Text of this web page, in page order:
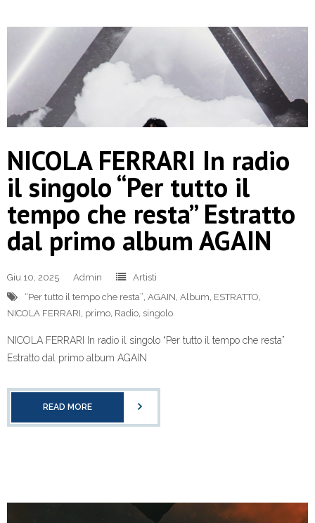
NICOLA FERRARI In radio
il singolo “Per tutto il
tempo che resta” Estratto
dal primo album AGAIN
Giu 10, 2025 Admin
Artisti
“Per tutto il tempo che resta” AGAIN Album ESTRATTO
NICOLA FERRARI primo Radio singolo
NICOLA FERRARI In radio il singolo “Per tutto il tempo che resta”
Estratto dal primo album AGAIN
READ MORE